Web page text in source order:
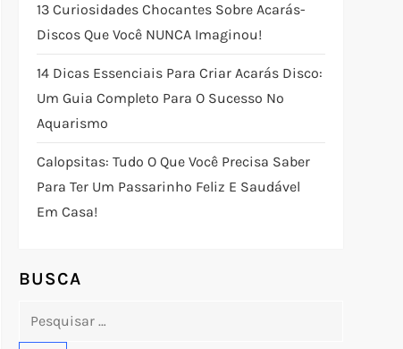
13 Curiosidades Chocantes Sobre Acarás-
Discos Que Você NUNCA Imaginou!
14 Dicas Essenciais Para Criar Acarás Disco:
Um Guia Completo Para O Sucesso No
Aquarismo
Calopsitas: Tudo O Que Você Precisa Saber
Para Ter Um Passarinho Feliz E Saudável
Em Casa!
BUSCA
Pesquisar